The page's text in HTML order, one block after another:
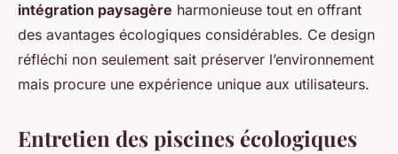
intégration paysagère harmonieuse tout en offrant
des avantages écologiques considérables. Ce design
réfléchi non seulement sait préserver l’environnement
mais procure une expérience unique aux utilisateurs.
Entretien des piscines écologiques